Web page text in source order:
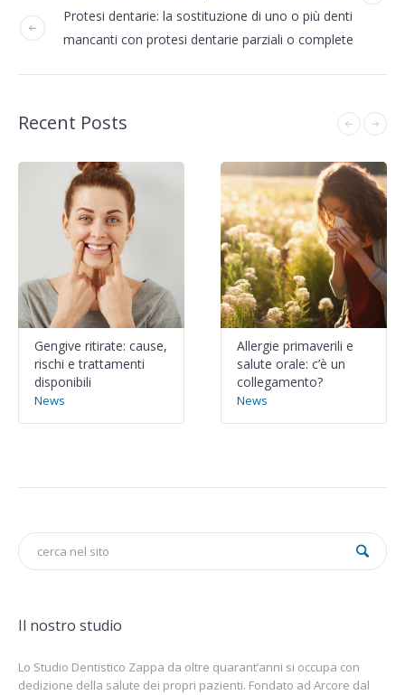
Protesi dentarie: la sostituzione di uno o più denti
mancanti con protesi dentarie parziali o complete
Recent Posts
Gengive ritirate: cause,
rischi e trattamenti
disponibili
News
Allergie primaverili e
salute orale: c’è un
collegamento?
News
Il nostro studio
Lo Studio Dentistico Zappa da oltre quarant’anni si occupa con
dedizione della salute dei propri pazienti. Fondato ad Arcore dal